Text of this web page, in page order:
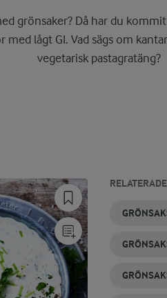
grönsaker? Då har du
lågt GI. Vad sägs om
vegetarisk pastagratäng?
GRÖNSAKSGRATÄNG
WOKGRÖNSAKER
GRÖNSAKER
I UGN
KOKA
GRÖNSAKER
GRILLA
GRÖNSAKER
STEKA
GRÖNSAKER